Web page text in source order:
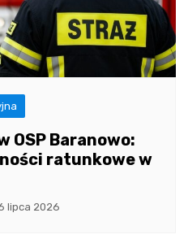
OSP Baranowo:
ratunkowe w
lipca 2026